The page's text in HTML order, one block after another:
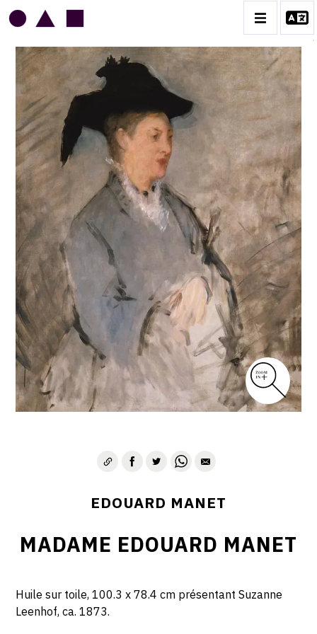
EDOUARD MANET
BIOGRAPHIE
CATALOGUE DES OEUVRES
CONTACT
EDOUARD MANET
MADAME EDOUARD MANET
Huile sur toile, 100.3 x 78.4 cm présentant Suzanne
Leenhof, ca. 1873.